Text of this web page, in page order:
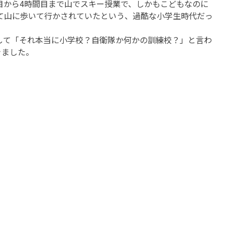
ら4時間目まで山でスキー授業で、しかもこどもなのに
に歩いて行かされていたという、過酷な小学生時代だっ
「それ本当に小学校？自衛隊か何かの訓練校？」と言わ
した。